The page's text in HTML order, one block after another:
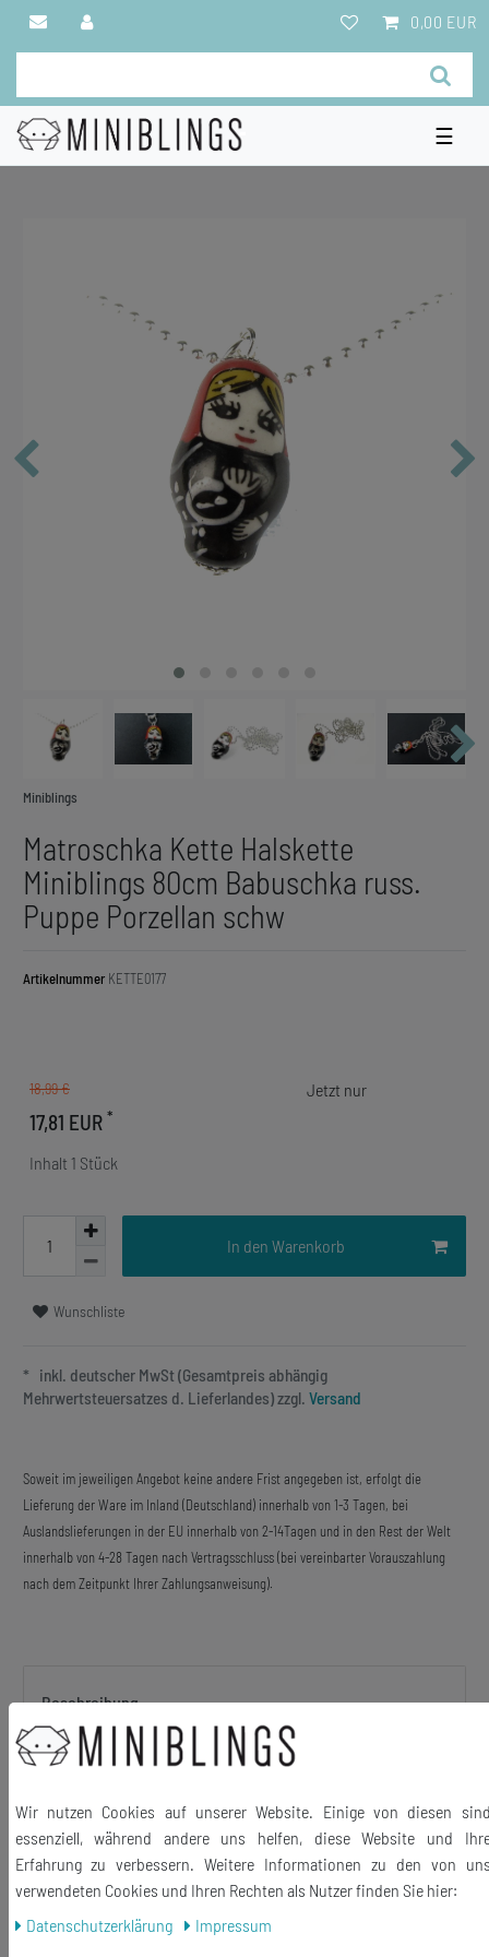
0,00 EUR
☰
Miniblings
Matroschka Kette Halskette
Miniblings 80cm Babuschka russ.
Puppe Porzellan schw
Artikelnummer KETTE0177
18,99 €
17,81 EUR *
Inhalt 1 Stück
In den Warenkorb
Wunschliste
* inkl. deutscher MwSt (Gesamtpreis abhängig
Mehrwertsteuersatzes d. Lieferlandes) zzgl. Versand
Soweit im jeweiligen Angebot keine andere Frist angegeben ist, erfolgt die
Lieferung der Ware im Inland (Deutschland) innerhalb von 1-3 Tagen, bei
Auslandslieferungen in der EU innerhalb von 2-14Tagen und in den Rest der Welt
innerhalb von 4-28 Tagen nach Vertragsschluss (bei vereinbarter Vorauszahlung
nach dem Zeitpunkt Ihrer Zahlungsanweisung).
Beschreibung
Material Kette: Metall, versilbert
Wir nutzen Cookies auf unserer Website. Einige von diesen
essenziell, während andere uns helfen, diese Website und
Erfahrung zu verbessern. Weitere Informationen zu den von
verwendeten Cookies und Ihren Rechten als Nutzer finden Sie hier:
Daten­schutz­erklärung
Impressum